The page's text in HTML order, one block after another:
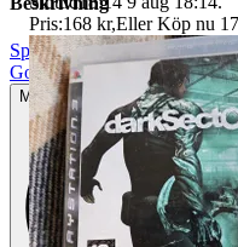
Sport|
Gott använt skick
Mindre tecken på användning
Pris:168 kr,Eller Köp nu